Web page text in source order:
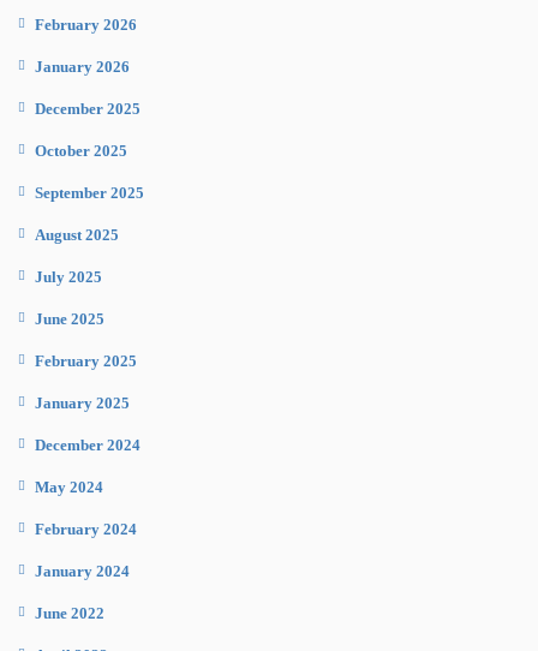
February 2026
January 2026
December 2025
October 2025
September 2025
August 2025
July 2025
June 2025
February 2025
January 2025
December 2024
May 2024
February 2024
January 2024
June 2022